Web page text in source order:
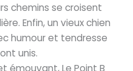
chemins se croisent
Enfin, un vieux chien
humour et tendresse
unis.
émouvant, Le Point B